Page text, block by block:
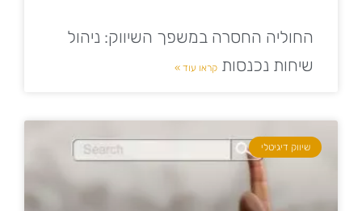
החוליה החסרה במשפך השיווק: ניהול
שיחות נכנסות קראו עוד »
שיווק דיגיטלי